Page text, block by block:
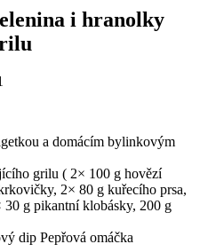
i hranolky
a domácím bylinkovým
grilu ( 2× 100 g hovězí
2× 80 g kuřecího prsa,
g pikantní klobásky, 200 g
dip Pepřová omáčka